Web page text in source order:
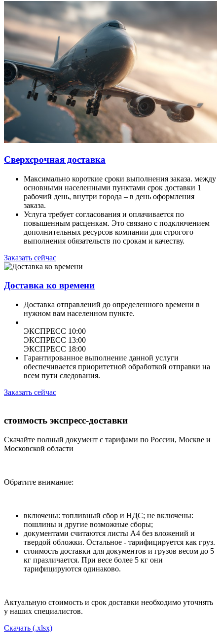
Сверхсрочная доставка
Максимально короткие сроки выполнения заказа. между
основными населенными пунктами срок доставки 1
рабочий день, внутри города – в день оформления
заказа.
Услуга требует согласования и оплачивается по
повышенным расценкам. Это связано с подключением
дополнительных ресурсов компании для строгого
выполнения обязательств по срокам и качеству.
Заказать сейчас
Доставка ко времени
Доставка отправлений до определенного времени в
нужном вам населенном пункте.
ЭКСПРЕСС 10:00
ЭКСПРЕСС 13:00
ЭКСПРЕСС 18:00
Гарантированное выполнение данной услуги
обеспечивается приоритетной обработкой отправки на
всем пути следования.
Заказать сейчас
стоимость экспресс-доставки
Скачайте полный документ с тарифами по России, Москве и
Московской области
Обратите внимание:
включены: топливный сбор и НДС; не включены:
пошлины и другие возможные сборы;
документами считаются листы А4 без вложений и
твердой обложки. Остальное - тарифицируется как груз.
стоимость доставки для документов и грузов весом до 5
кг празличается. При весе более 5 кг они
тарифицируются одинаково.
Актуальную стоимость и срок доставки необходимо уточнять
у наших специалистов.
Скачать (.xlsx)